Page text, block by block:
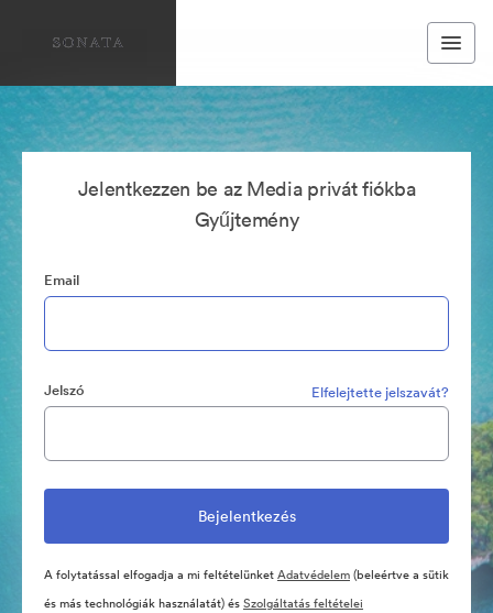
Jelentkezzen be az Media privát fiókba
Gyűjtemény
Email
Jelszó Elfelejtette jelszavát?
A folytatással elfogadja a mi feltételünketAdatvédelem(beleértve a sütik
és más technológiák használatát) ésSzolgáltatás feltételei